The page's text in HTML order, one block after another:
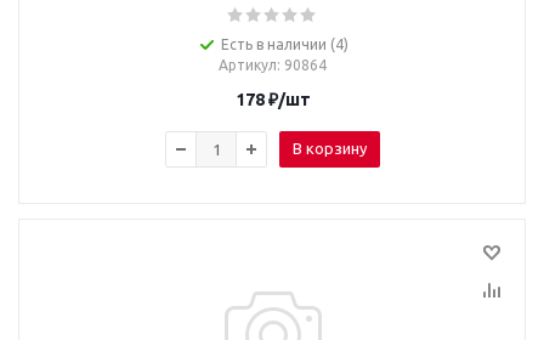
Есть в наличии (4)
Артикул: 90864
178₽/шт
В корзину